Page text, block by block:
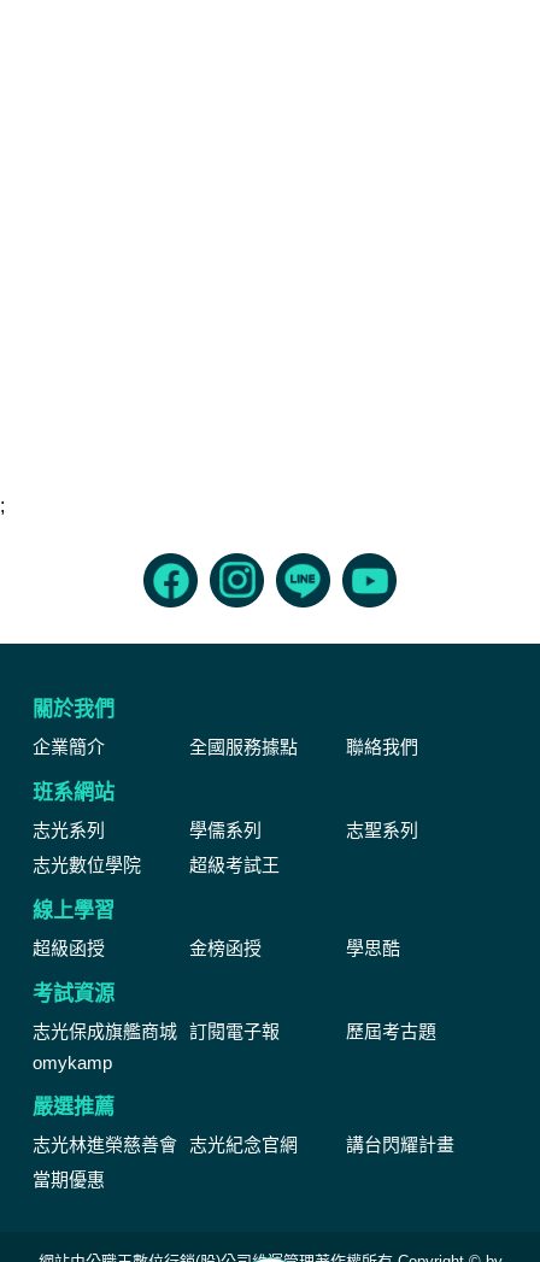
;
關於我們
企業簡介 全國服務據點 聯絡我們
班系網站
志光系列 學儒系列
志聖系列
志光數位學院
超級考試王
線上學習
超級函授 金榜函授 學思酷
考試資源
志光保成旗艦商城 訂閱電子報
歷屆考古題
omykamp
嚴選推薦
志光林進榮慈善會 志光紀念官網
講台閃耀計畫
當期優惠